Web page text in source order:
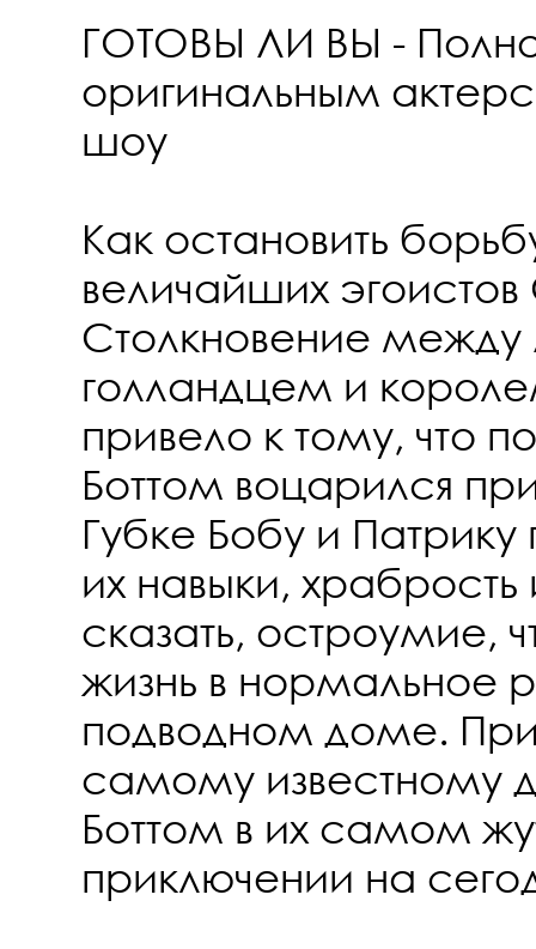
ГОТОВЫ ЛИ ВЫ -
оригинальным
шоу
Как остановить
величайших
Столкновение между
голландцем и
привело к тому, что
Боттом воцарился
Губке Бобу и Патрику
их навыки,
сказать, остроумие,
жизнь в нормальное
подводном доме.
самому известному
Боттом в их самом
приключении на